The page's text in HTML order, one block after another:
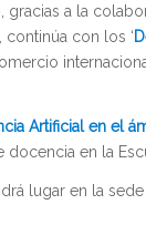
gracias a la
continúa con los ‘
Artificial en el
en la
lugar en la